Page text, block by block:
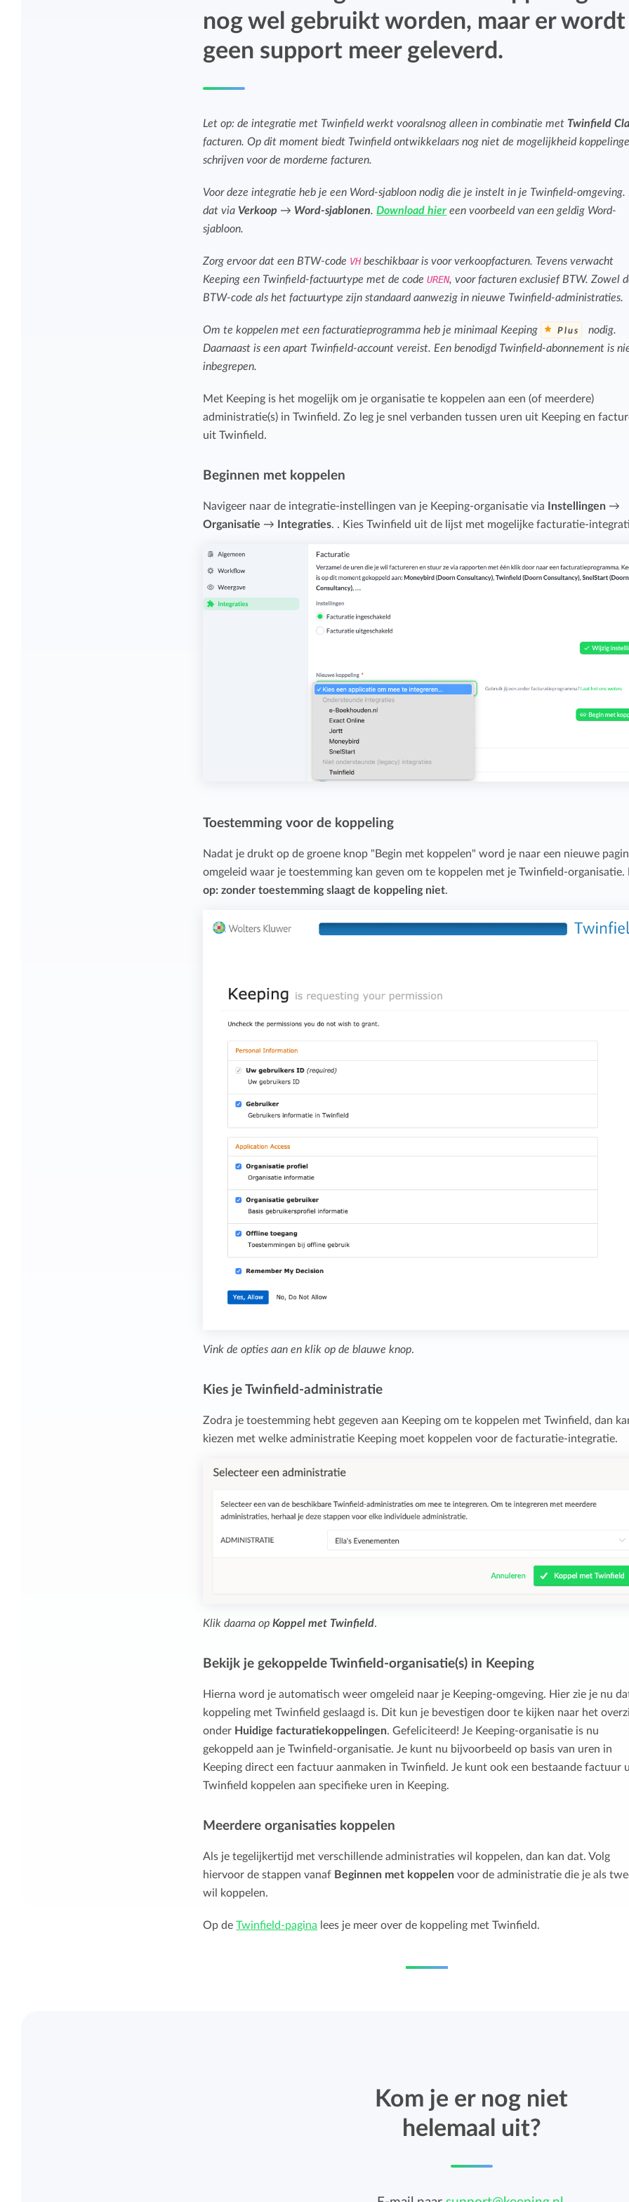
Houd overzicht en pas de structuur aan
die bij jou en je organisatie past.
Eenvoudig uren factureren met bekende
boekhoudpakketten.
Deel Keeping precies in zoals bij je past.
Budget bijhouden
Houd grip op projecten met handige budget-
overzichten.
Eenvoudig uren factureren met bekende
boekhoudpakketten.
nog wel gebruikt worden, maar er wordt
geen support meer geleverd.
Let op: de integratie met Twinfield werkt vooralsnog alleen in combinatie met Twinfield
facturen. Op dit moment biedt Twinfield ontwikkelaars nog niet de mogelijkheid
schrijven voor de morderne facturen.
Voor deze integratie heb je een Word-sjabloon nodig die je instelt in je Twinfield-omgeving.
dat via Verkoop → Word-sjablonen.Download hier een voorbeeld van een geldig Word-
sjabloon.
Zorg ervoor dat een BTW-code VHbeschikbaar is voor verkoopfacturen. Tevens verwacht
Keeping een Twinfield-factuurtype met de codeUREN, voor facturen exclusief BTW. Zowel
BTW-code als het factuurtype zijn standaard aanwezig in nieuwe Twinfield-administraties.
Om te koppelen met een facturatieprogramma heb je minimaal Keeping Plus
nodig.
Daarnaast is een apart Twinfield-account vereist. Een benodigd Twinfield-abonnement is
inbegrepen.
Met Keeping is het mogelijk om je organisatie te koppelen aan een (of meerdere)
administratie(s) in Twinfield. Zo leg je snel verbanden tussen uren uit Keeping en
uit Twinfield.
Beginnen met koppelen
Navigeer naar de integratie-instellingen van je Keeping-organisatie via Instellingen →
Organisatie → Integraties. . Kies Twinfield uit de lijst met mogelijke facturatie-
Toestemming voor de koppeling
Nadat je drukt op de groene knop "Begin met koppelen" word je naar een nieuwe
omgeleid waar je toestemming kan geven om te koppelen met je Twinfield-organisatie.
op: zonder toestemming slaagt de koppeling niet.
Vink de opties aan en klik op de blauwe knop.
Kies je Twinfield-administratie
Zodra je toestemming hebt gegeven aan Keeping om te koppelen met Twinfield, dan
kiezen met welke administratie Keeping moet koppelen voor de facturatie-integratie.
Klik daarna opKoppel met Twinfield.
Bekijk je gekoppelde Twinfield-organisatie(s) in Keeping
Hierna word je automatisch weer omgeleid naar je Keeping-omgeving. Hier zie je nu
koppeling met Twinfield geslaagd is. Dit kun je bevestigen door te kijken naar het
onder Huidige facturatiekoppelingen. Gefeliciteerd! Je Keeping-organisatie is nu
gekoppeld aan je Twinfield-organisatie. Je kunt nu bijvoorbeeld op basis van uren in
Keeping direct een factuur aanmaken in Twinfield. Je kunt ook een bestaande factuur
Twinfield koppelen aan specifieke uren in Keeping.
Meerdere organisaties koppelen
Als je tegelijkertijd met verschillende administraties wil koppelen, dan kan dat. Volg
hiervoor de stappen vanaf Beginnen met koppelen voor de administratie die je als
wil koppelen.
Op deTwinfield-pagina lees je meer over de koppeling met Twinfield.
Kom je er nog niet
helemaal uit?